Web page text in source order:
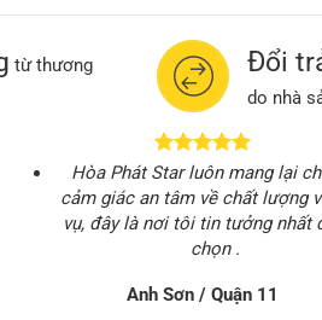
là:
tại
450.000₫.
từ thương
Đổi
do nhà
Hòa Phát Star luôn mang lại
cảm giác an tâm về chất lượng
vụ, đây là nơi tôi tin tưởng nhất
chọn .
Anh Sơn / Quận 11